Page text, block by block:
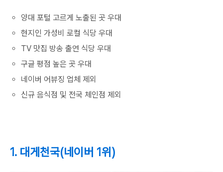
양대 포털 고르게 노출된 곳 우대
현지인 가성비 로컬 식당 우대
TV 맛집 방송 출연 식당 우대
구글 평점 높은 곳 우대
네이버 어뷰징 업체 제외
신규 음식점 및 전국 체인점 제외
1. 대게천국(네이버 1위)